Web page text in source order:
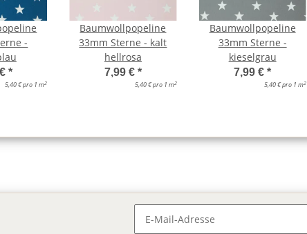
-
*
5,40 € pro 1 m2
Baumwollpopeline
33mm Sterne - kalt
hellrosa
7,99 € *
5,40 € pro 1 m2
Baumwollpopeline
33mm Sterne -
kieselgrau
7,99 €*
5,40 € pro 1 m2